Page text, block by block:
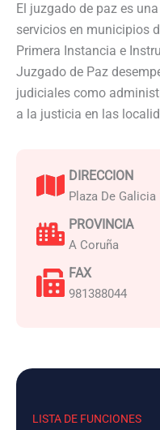
El juzgado de paz es
servicios en municipios
Primera Instancia e
Juzgado de Paz
judiciales como
a la justicia en las
DIRECCION
Plaza De
PROVINCIA
A Coruña
FAX
981388044
LISTA DE FUNCIONES